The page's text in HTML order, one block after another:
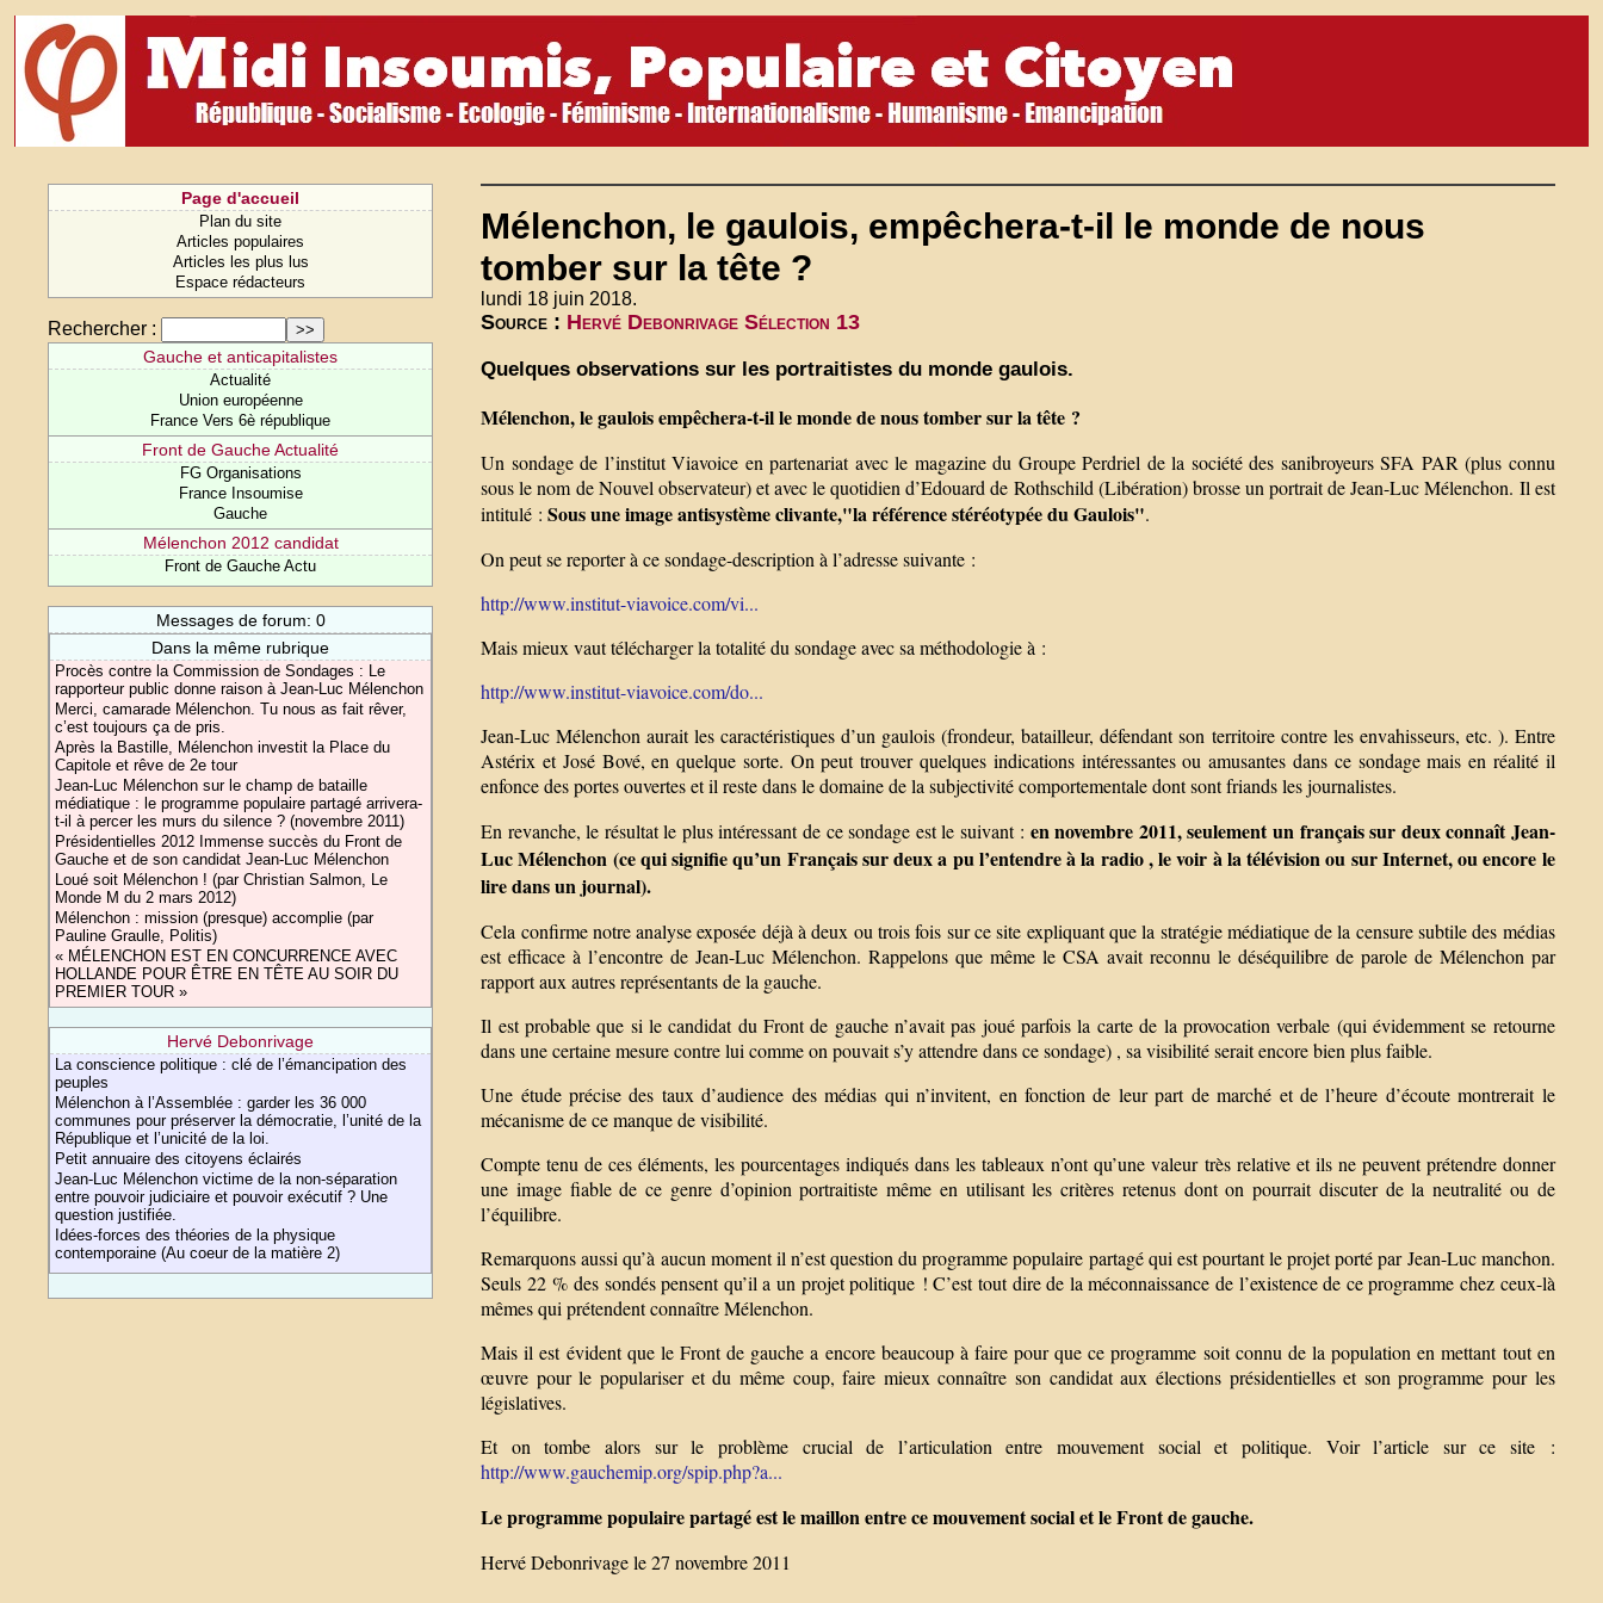
Page d'accueil
Plan du site
Articles populaires
Articles les plus lus
Espace rédacteurs
Rechercher :
Gauche et anticapitalistes
Actualité
Union européenne
France Vers 6è république
Front de Gauche Actualité
FG Organisations
France Insoumise
Gauche
Mélenchon 2012 candidat
Front de Gauche Actu
Messages de forum: 0
Dans la même rubrique
Procès contre la Commission de Sondages : Le
rapporteur public donne raison à Jean-Luc Mélenchon
Merci, camarade Mélenchon. Tu nous as fait rêver,
c’est toujours ça de pris.
Après la Bastille, Mélenchon investit la Place du
Capitole et rêve de 2e tour
Jean-Luc Mélenchon sur le champ de bataille
médiatique : le programme populaire partagé arrivera-
t-il à percer les murs du silence ? (novembre 2011)
Présidentielles 2012 Immense succès du Front de
Gauche et de son candidat Jean-Luc Mélenchon
Loué soit Mélenchon ! (par Christian Salmon, Le
Monde M du 2 mars 2012)
Mélenchon : mission (presque) accomplie (par
Pauline Graulle, Politis)
« MÉLENCHON EST EN CONCURRENCE AVEC
HOLLANDE POUR ÊTRE EN TÊTE AU SOIR DU
PREMIER TOUR »
Hervé Debonrivage
La conscience politique : clé de l’émancipation des
peuples
Mélenchon à l’Assemblée : garder les 36 000
communes pour préserver la démocratie, l’unité de la
République et l’unicité de la loi.
Petit annuaire des citoyens éclairés
Jean-Luc Mélenchon victime de la non-séparation
entre pouvoir judiciaire et pouvoir exécutif ? Une
question justifiée.
Idées-forces des théories de la physique
contemporaine (Au coeur de la matière 2)
Mélenchon, le gaulois, empêchera-t-il le monde de nous
tomber sur la tête ?
lundi 18 juin 2018.
Source : Hervé Debonrivage Sélection 13
Quelques observations sur les portraitistes du monde gaulois.
Mélenchon, le gaulois empêchera-t-il le monde de nous tomber sur la tête ?
Un sondage de l’institut Viavoice en partenariat avec le magazine du Groupe Perdriel de la société des sanibroyeurs SFA PAR (plus connu
sous le nom de Nouvel observateur) et avec le quotidien d’Edouard de Rothschild (Libération) brosse un portrait de Jean-Luc Mélenchon. Il est
intitulé :Sous une image antisystème clivante,"la référence stéréotypée du Gaulois".
On peut se reporter à ce sondage-description à l’adresse suivante :
http://www.institut-viavoice.com/vi...
Mais mieux vaut télécharger la totalité du sondage avec sa méthodologie à :
http://www.institut-viavoice.com/do...
Jean-Luc Mélenchon aurait les caractéristiques d’un gaulois (frondeur, batailleur, défendant son territoire contre les envahisseurs, etc. ). Entre
Astérix et José Bové, en quelque sorte. On peut trouver quelques indications intéressantes ou amusantes dans ce sondage mais en réalité il
enfonce des portes ouvertes et il reste dans le domaine de la subjectivité comportementale dont sont friands les journalistes.
En revanche, le résultat le plus intéressant de ce sondage est le suivant : en novembre 2011, seulement un français sur deux connaît Jean-
Luc Mélenchon (ce qui signifie qu’un Français sur deux a pu l’entendre à la radio , le voir à la télévision ou sur Internet, ou encore le
lire dans un journal).
Cela confirme notre analyse exposée déjà à deux ou trois fois sur ce site expliquant que la stratégie médiatique de la censure subtile des médias
est efficace à l’encontre de Jean-Luc Mélenchon. Rappelons que même le CSA avait reconnu le déséquilibre de parole de Mélenchon par
rapport aux autres représentants de la gauche.
Il est probable que si le candidat du Front de gauche n’avait pas joué parfois la carte de la provocation verbale (qui évidemment se retourne
dans une certaine mesure contre lui comme on pouvait s’y attendre dans ce sondage) , sa visibilité serait encore bien plus faible.
Une étude précise des taux d’audience des médias qui n’invitent, en fonction de leur part de marché et de l’heure d’écoute montrerait le
mécanisme de ce manque de visibilité.
Compte tenu de ces éléments, les pourcentages indiqués dans les tableaux n’ont qu’une valeur très relative et ils ne peuvent prétendre donner
une image fiable de ce genre d’opinion portraitiste même en utilisant les critères retenus dont on pourrait discuter de la neutralité ou de
l’équilibre.
Remarquons aussi qu’à aucun moment il n’est question du programme populaire partagé qui est pourtant le projet porté par Jean-Luc manchon.
Seuls 22 % des sondés pensent qu’il a un projet politique ! C’est tout dire de la méconnaissance de l’existence de ce programme chez ceux-là
mêmes qui prétendent connaître Mélenchon.
Mais il est évident que le Front de gauche a encore beaucoup à faire pour que ce programme soit connu de la population en mettant tout en
œuvre pour le populariser et du même coup, faire mieux connaître son candidat aux élections présidentielles et son programme pour les
législatives.
Et on tombe alors sur le problème crucial de l’articulation entre mouvement social et politique. Voir l’article sur ce site :
http://www.gauchemip.org/spip.php?a...
Le programme populaire partagé est le maillon entre ce mouvement social et le Front de gauche.
Hervé Debonrivage le 27 novembre 2011